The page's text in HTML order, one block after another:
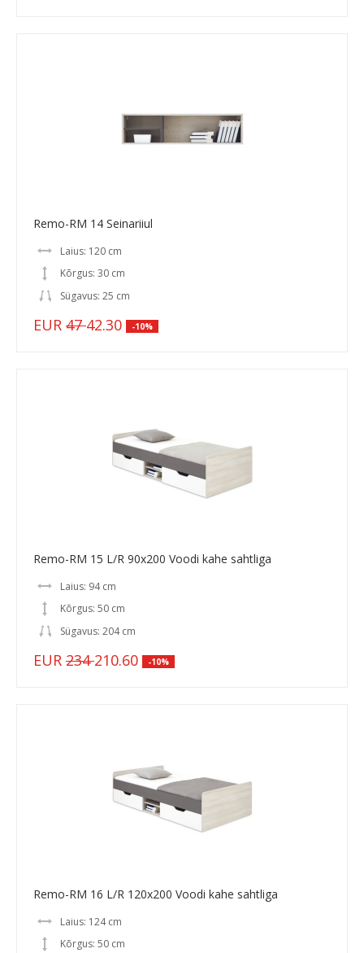
Remo-RM 14 Seinariiul
Laius: 120 cm
Kõrgus: 30 cm
Sügavus: 25 cm
EUR 4742.30 -10%
Remo-RM 15 L/R 90x200 Voodi kahe sahtliga
Laius: 94 cm
Kõrgus: 50 cm
Sügavus: 204 cm
EUR 234210.60 -10%
Remo-RM 16 L/R 120x200 Voodi kahe sahtliga
Laius: 124 cm
Kõrgus: 50 cm